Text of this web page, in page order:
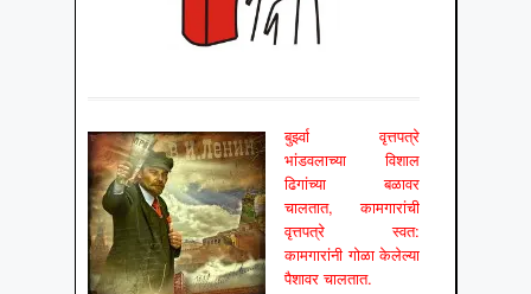
बुर्झ्वा वृत्तपत्रे
भांडवलाच्या विशाल
ढिगांच्या बळावर
चालतात, कामगारांची
वृत्तपत्रे स्वत:
कामगारांनी गोळा केलेल्या
पैशावर चालतात.